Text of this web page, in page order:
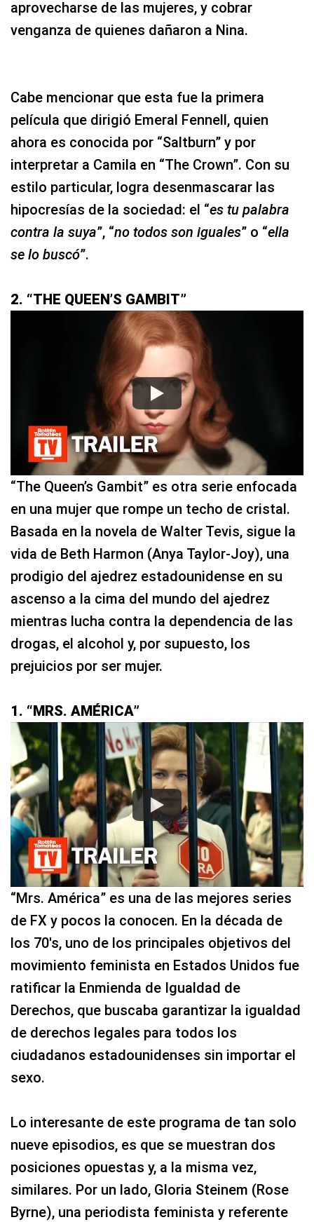
aprovecharse de las mujeres, y cobrar
venganza de quienes dañaron a Nina.
Cabe mencionar que esta fue la primera
película que dirigió Emeral Fennell, quien
ahora es conocida por “Saltburn” y por
interpretar a Camila en “The Crown”. Con su
estilo particular, logra desenmascarar las
hipocresías de la sociedad: el “es tu palabra
contra la suya”, “no todos son iguales” o “ella
se lo buscó”.
2. “THE QUEEN’S GAMBIT”
“The Queen’s Gambit” es otra serie enfocada
en una mujer que rompe un techo de cristal.
Basada en la novela de Walter Tevis, sigue la
vida de Beth Harmon (Anya Taylor-Joy), una
prodigio del ajedrez estadounidense en su
ascenso a la cima del mundo del ajedrez
mientras lucha contra la dependencia de las
drogas, el alcohol y, por supuesto, los
prejuicios por ser mujer.
1. “MRS. AMÉRICA”
“Mrs. América” es una de las mejores series
de FX y pocos la conocen. En la década de
los 70′s, uno de los principales objetivos del
movimiento feminista en Estados Unidos fue
ratificar la Enmienda de Igualdad de
Derechos, que buscaba garantizar la igualdad
de derechos legales para todos los
ciudadanos estadounidenses sin importar el
sexo.
Lo interesante de este programa de tan solo
nueve episodios, es que se muestran dos
posiciones opuestas y, a la misma vez,
similares. Por un lado, Gloria Steinem (Rose
Byrne), una periodista feminista y referente